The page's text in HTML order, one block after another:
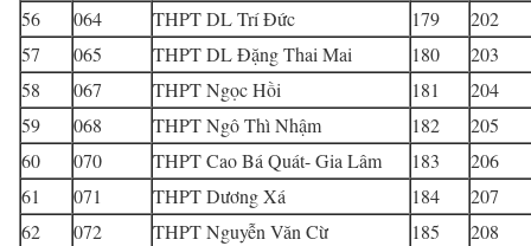
56 064 THPT DL Trí Đức 179
202
57
065 THPT DL Đặng Thai Mai 180
203
58
067 THPT Ngọc Hồi 181
204
59
068 THPT Ngô Thì Nhậm 182
205
60
070 THPT Cao Bá Quát- Gia Lâm 183
206
61
071 THPT Dương Xá 184
207
62
072 THPT Nguyễn Văn Cừ 185
208